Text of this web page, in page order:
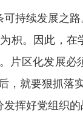
可持续发展之
枳。因此，
。片区化发展必
，就要狠抓落
挥好党组织